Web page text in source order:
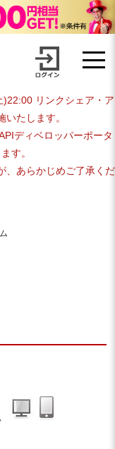
リンクシェア・ア
たします。
ディベロッパーポータ
す。
、あらかじめご了承くだ